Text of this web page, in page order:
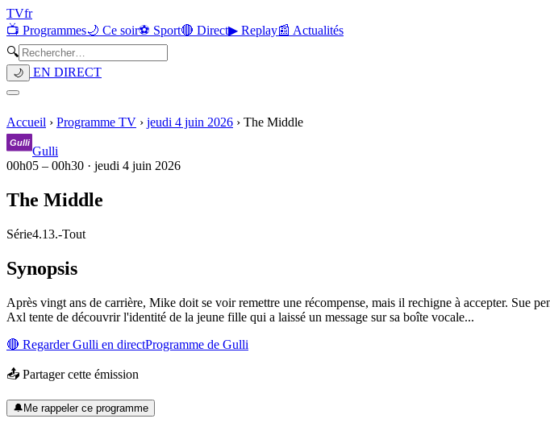
TVfr
📺 Programmes🌙 Ce soir⚽ Sport🔴 Direct▶ Replay📰 Actualités
🔍
🌙 EN DIRECT
Accueil › Programme TV › jeudi 4 juin 2026 › The Middle
Gulli
00h05 – 00h30 · jeudi 4 juin 2026
The Middle
Série4.13.-Tout
Synopsis
Après vingt ans de carrière, Mike doit se voir remettre une récompense, mais il rechigne à accepter. Sue
Axl tente de découvrir l'identité de la jeune fille qui a laissé un message sur sa boîte vocale...
🔴 RegarderGulli en directProgramme de Gulli
📤 Partager cette émission
🔔Me rappeler ce programme